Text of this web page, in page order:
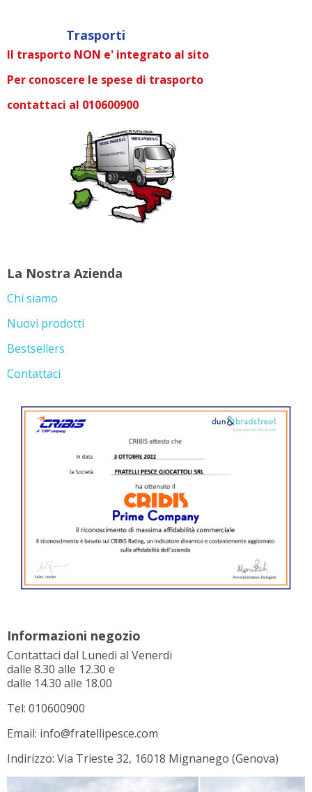
Trasporti
Il trasporto NON e' integrato al sito
Per conoscere le spese di trasporto
contattaci al 010600900
La Nostra Azienda
Chi siamo
Nuovi prodotti
Bestsellers
Contattaci
Informazioni negozio
Contattaci dal Lunedi al Venerdi
dalle 8.30 alle 12.30 e
dalle 14.30 alle 18.00
Tel: 010600900
Email: info@fratellipesce.com
Indirizzo: Via Trieste 32, 16018 Mignanego (Genova)